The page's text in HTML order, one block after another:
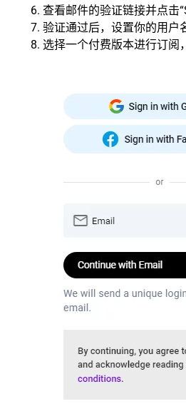
查看邮件的验证链接并点击
验证通过后，设置你的用户
选择一个付费版本进行订阅